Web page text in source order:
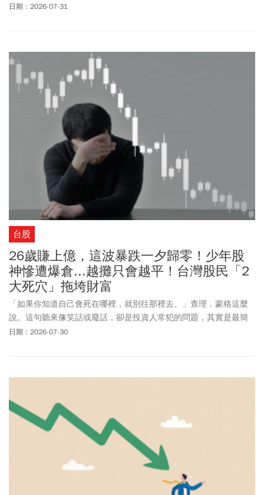
得患失，陷入嚴重的「金錢焦慮」。對此，沐日心嶼執行長陳詩慧
日期：2026-07-31
台股
26歲賺上億，這波暴跌一夕歸零！少年股
神慘遭爆倉...越攤只會越平！台灣股民「2
大死穴」拖垮財富
「如果你知道自己會死在哪裡，就別往那裡去。」查理．蒙格這麼
說。這句聽來像笑話或廢話，卻是投資人常犯的問題，其實是最簡
明的風險管理規則：先把「必死的地雷區」劃掉，再談獲利。
日期：2026-07-30